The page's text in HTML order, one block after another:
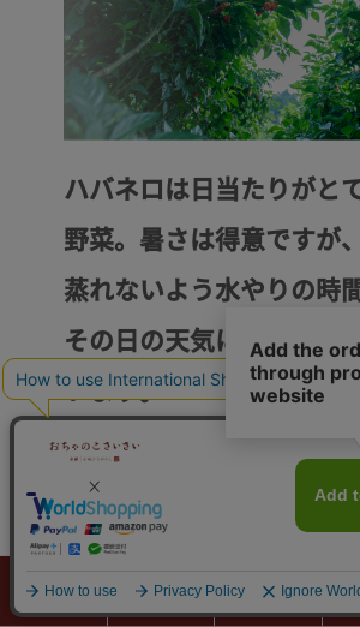
ハバネロは日当たりがと
野菜。暑さは得意ですが
蒸れないよう水やりの時
その日の天気に合わせて
います。